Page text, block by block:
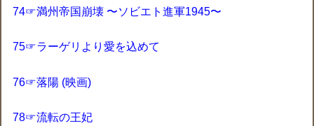
74☞満州帝国崩壊 〜ソビエト進軍1945〜
75☞ラーゲリより愛を込めて
76☞落陽 (映画)
78☞流転の王妃